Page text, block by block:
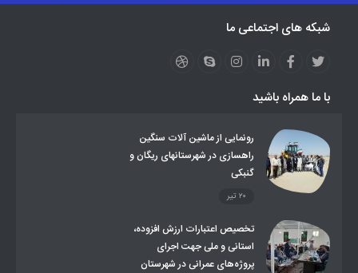
و مناقصات
محتوای کانون توسعه
عشایر استان
طرح و برنامه
عشایر داوطلب اسکان
اداری
های اجتماعی ما
همراه باشید
رونمایی از ماشین آلات سنگین
راهسازی در شهرستانهای ریگان و
گنبکی
تخصیص اعتبارات ارزش افزوده،
استانی و ملی جهت اجرای
پروژه‌های عمرانی در شهرستان